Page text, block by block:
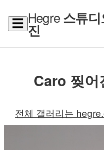
☰ Hegre스튜
진
Caro 찢어
전체 갤러리는